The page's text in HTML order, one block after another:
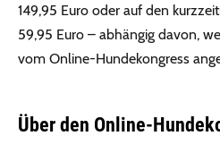
149,95 Euro oder auf den
59,95 Euro – abhängig davon,
vom Online-Hundekongress
Über den Online-